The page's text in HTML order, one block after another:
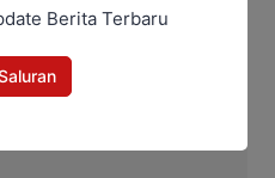
Berita Terbaru